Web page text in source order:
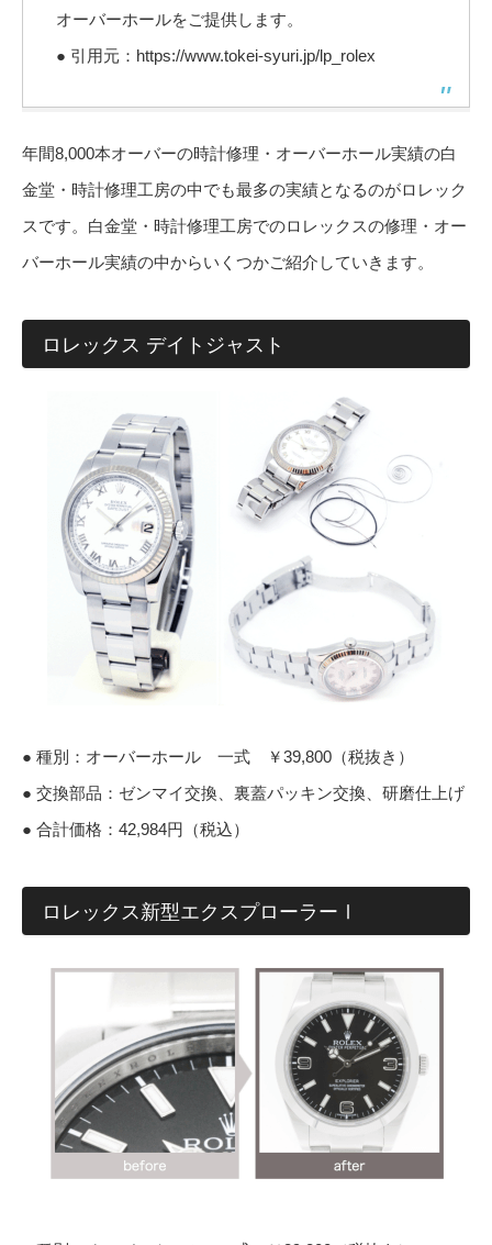
オーバーホールをご提供します。
● 引用元：https://www.tokei-syuri.jp/lp_rolex
年間8,000本オーバーの時計修理・オーバーホール実績の白
金堂・時計修理工房の中でも最多の実績となるのがロレック
スです。白金堂・時計修理工房でのロレックスの修理・オー
バーホール実績の中からいくつかご紹介していきます。
ロレックス デイトジャスト
● 種別：オーバーホール 一式 ￥39,800（税抜き）
● 交換部品：ゼンマイ交換、裏蓋パッキン交換、研磨仕上げ
● 合計価格：42,984円（税込）
ロレックス新型エクスプローラーⅠ